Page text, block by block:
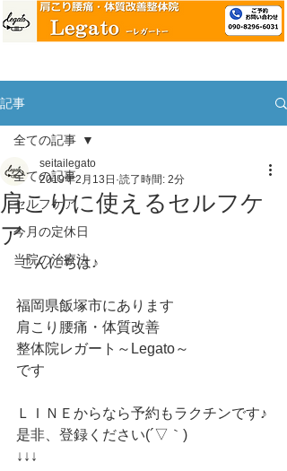
記事
全ての記事
セルフケア
今月の定休日
当院の治療法
全ての記事
肩こりに使えるセルフケ
ア
seitailegato
2019年2月13日 読了時間: 2分
こんにちは♪
福岡県飯塚市にあります
肩こり腰痛・体質改善
整体院レガート～Legato～
です
ＬＩＮＥからなら予約もラクチンです♪
是非、登録ください(´▽｀)
↓↓↓